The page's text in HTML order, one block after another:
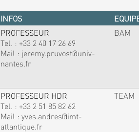
INFOS
PROFESSEUR
Tel. : +33 2 40 17 26 69
Mail : jeremy.pruvost@univ-
nantes.fr
BAM
PROFESSEUR HDR
Tel. : +33 2 51 85 82 62
Mail : yves.andres@imt-
atlantique.fr
TEAM